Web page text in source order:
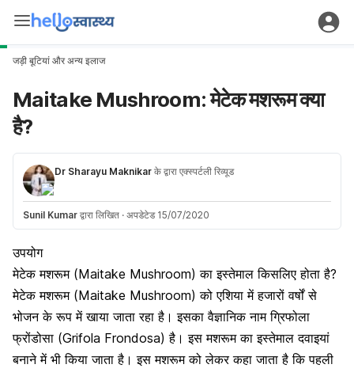
जड़ी बूटियां और अन्य इलाज
Maitake Mushroom: मेटेक मशरूम क्या
है?
Dr Sharayu Maknikar के द्वारा एक्स्पर्टली रिव्यूड
Sunil Kumar द्वारा लिखित · अपडेटेड 15/07/2020
उपयोग
मेटेक मशरूम (Maitake Mushroom) का इस्तेमाल किसलिए होता है?
मेटेक मशरूम (Maitake Mushroom) को एशिया में हजारों वर्षों से
भोजन के रूप में खाया जाता रहा है। इसका वैज्ञानिक नाम ग्रिफोला
फ्रोंडोसा (Grifola Frondosa) है। इस मशरूम का इस्तेमाल दवाइयां
बनाने में भी किया जाता है। इस मशरूम को लेकर कहा जाता है कि पहली